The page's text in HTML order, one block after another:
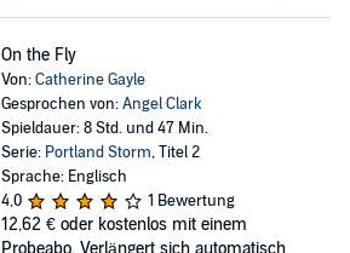
On the Fly
Von:Catherine Gayle
Gesprochen von:Angel Clark
Spieldauer: 8 Std. und 47 Min.
Serie: Portland Storm, Titel 2
Sprache: Englisch
4,0
1 Bewertung
12,62 € oder kostenlos mit einem
Probeabo. Verlängert sich automatisch